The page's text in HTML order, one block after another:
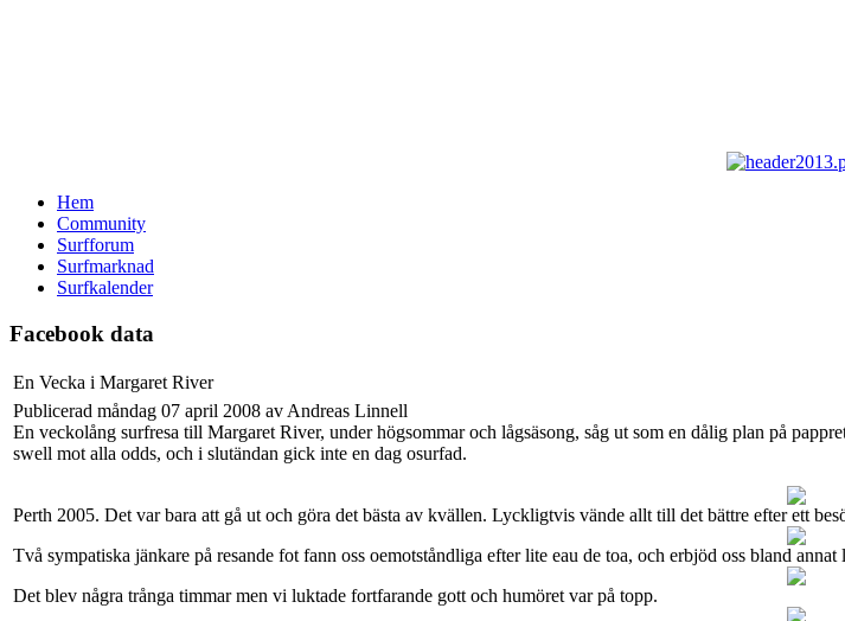
Hem
Community
Surfforum
Surfmarknad
Surfkalender
Facebook data
En Vecka i Margaret River
Publicerad måndag 07 april 2008 av Andreas Linnell
En veckolång surfresa till Margaret River, under högsommar och lågsäsong, såg ut som en dålig plan på
swell mot alla odds, och i slutändan gick inte en dag osurfad.
Perth 2005. Det var bara att gå ut och göra det bästa av kvällen. Lyckligtvis vände allt till det bättre efter ett
Två sympatiska jänkare på resande fot fann oss oemotståndliga efter lite eau de toa, och erbjöd oss bland
Det blev några trånga timmar men vi luktade fortfarande gott och humöret var på topp.